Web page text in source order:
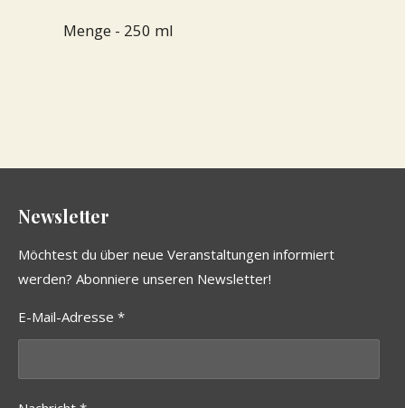
Menge - 250 ml
Newsletter
Möchtest du über neue Veranstaltungen informiert
werden? Abonniere unseren Newsletter!
E-Mail-Adresse *